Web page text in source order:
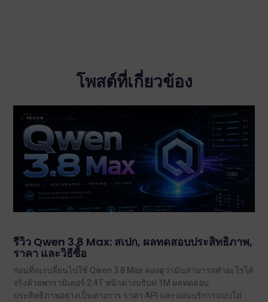
โพสต์ที่เกี่ยวข้อง
รีวิว Qwen 3.8 Max: สเปก, ผลทดสอบประสิทธิภาพ,
ราคา และวิธีซื้อ
ก่อนที่จะเปลี่ยนไปใช้ Qwen 3.8 Max ลองดูว่ามันสามารถทำอะไรได้
จริงด้วยพารามิเตอร์ 2.4T หน้าต่างบริบท 1M ผลทดสอบ
ประสิทธิภาพอย่างเป็นทางการ ราคา API และแผนบริการแบบไม่